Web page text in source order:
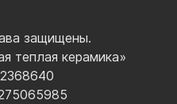
защищены.
теплая керамика»